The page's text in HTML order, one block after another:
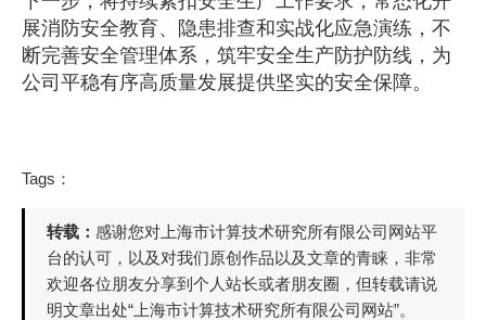
展消防安全教育、隐患排查和实战化应急演练，不
断完善安全管理体系，筑牢安全生产防护防线，为
公司平稳有序高质量发展提供坚实的安全保障。
Tags：
转载： 感谢您对上海市计算技术研究所有限公司网站平
台的认可，以及对我们原创作品以及文章的青睐，非常
欢迎各位朋友分享到个人站长或者朋友圈，但转载请说
明文章出处“上海市计算技术研究所有限公司网站”。